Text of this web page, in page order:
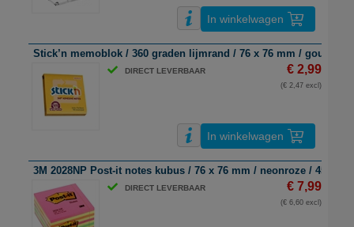
In winkelwagen
Stick’n memoblok / 360 graden lijmrand / 76 x 76 mm / goudgeel
DIRECT LEVERBAAR € 2,99
(€ 2,47 excl)
In winkelwagen
3M 2028NP Post-it notes kubus / 76 x 76 mm / neonroze / 450 vel
DIRECT LEVERBAAR € 7,99
(€ 6,60 excl)